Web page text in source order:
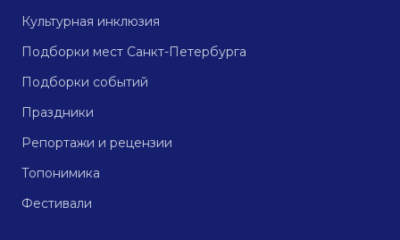
Культурная инклюзия
Подборки мест Санкт-Петербурга
Подборки событий
Праздники
Репортажи и рецензии
Топонимика
Фестивали